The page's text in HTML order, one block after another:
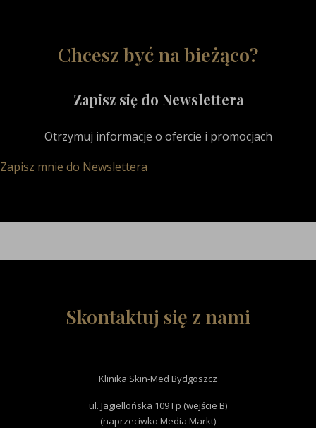
Chcesz być na bieżąco?
Zapisz się do Newslettera
Otrzymuj informacje o ofercie i promocjach
Zapisz mnie do Newslettera
Skontaktuj się z nami
Klinika Skin-Med Bydgoszcz
ul. Jagiellońska 109 I p (wejście B)
(naprzeciwko Media Markt)